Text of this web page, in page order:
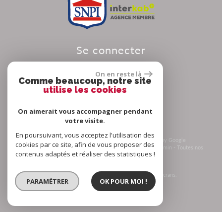
se connecter
© 2026 | Tous droits réservés | Traduction powered by Google
Plan du site- Mentions légales- Nos honoraires-Liens- Admin - Toutes nos
annonces-Politique RGPD
un seul site adaptable à tous les types d'écrans.
On en reste là
Comme beaucoup, notre site
utilise les cookies
On aimerait vous accompagner pendant
votre visite.
En poursuivant, vous acceptez l'utilisation des
cookies par ce site, afin de vous proposer des
contenus adaptés et réaliser des statistiques !
PARAMÉTRER OK POUR MOI !